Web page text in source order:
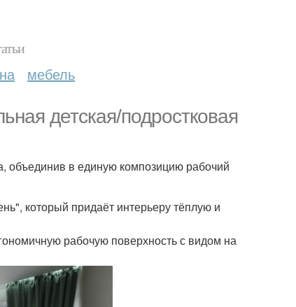
мебель
детская/подростковая
объединив в единую композицию рабочий
который придаёт интерьеру тёплую и
рабочую поверхность с видом на